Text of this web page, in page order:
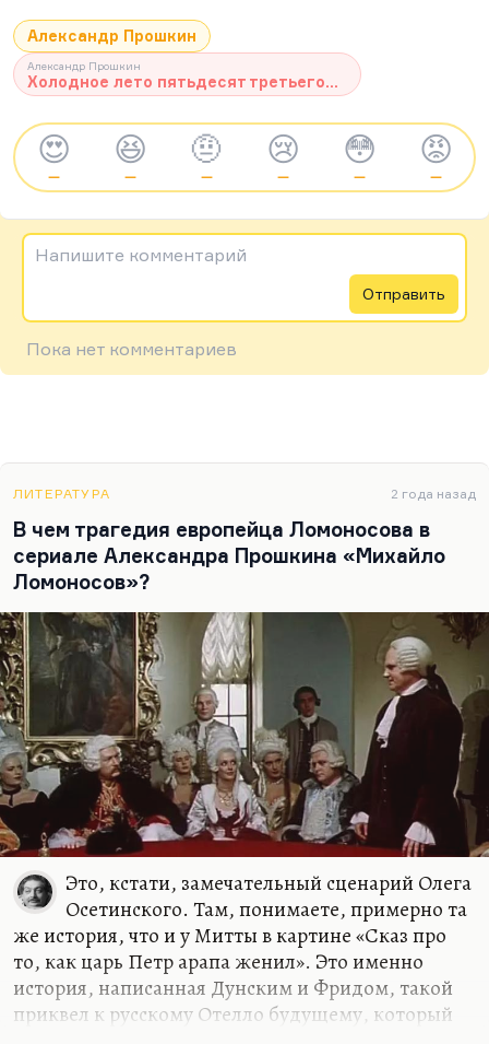
Александр Прошкин
Александр Прошкин
Холодное лето пятьдесят третьего...
😍
—
😆
—
🤨
—
😢
—
😳
—
😡
—
Напишите комментарий
Отправить
Пока нет комментариев
ЛИТЕРАТУРА 2 года назад
В чем трагедия европейца Ломоносова в
сериале Александра Прошкина «Михайло
Ломоносов»?
Это, кстати, замечательный сценарий Олега
Осетинского. Там, понимаете, примерно та
же история, что и у Митты в картине «Сказ про
то, как царь Петр арапа женил». Это именно
история, написанная Дунским и Фридом, такой
приквел к русскому Отелло будущему, который